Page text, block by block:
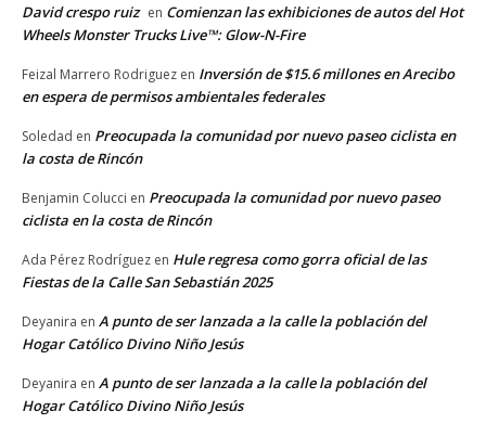
David crespo ruiz en Comienzan las exhibiciones de autos del Hot
Wheels Monster Trucks Live™: Glow-N-Fire
Feizal Marrero Rodriguez en Inversión de $15.6 millones en Arecibo
en espera de permisos ambientales federales
Soledad en Preocupada la comunidad por nuevo paseo ciclista en
la costa de Rincón
Benjamin Colucci en Preocupada la comunidad por nuevo paseo
ciclista en la costa de Rincón
Ada Pérez Rodríguez en Hule regresa como gorra oficial de las
Fiestas de la Calle San Sebastián 2025
Deyanira en A punto de ser lanzada a la calle la población del
Hogar Católico Divino Niño Jesús
Deyanira en A punto de ser lanzada a la calle la población del
Hogar Católico Divino Niño Jesús